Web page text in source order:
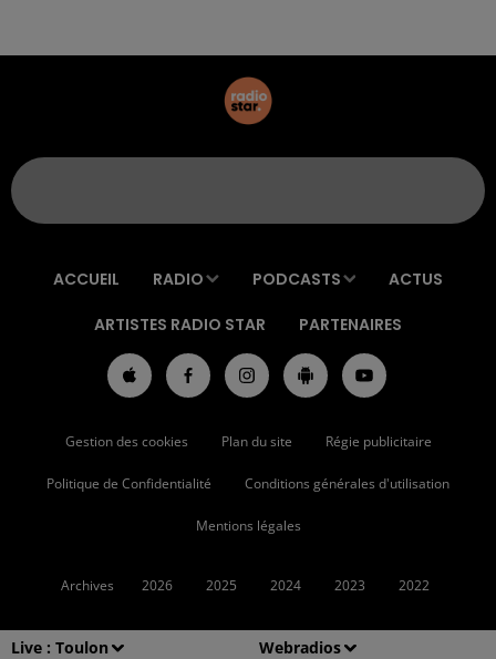
Live : Toulon Webradios
ACCUEIL RADIO PODCASTS ACTUS
ARTISTES RADIO STAR PARTENAIRES
Gestion des cookies Plan du site Régie publicitaire
Politique de Confidentialité Conditions générales d'utilisation
Mentions légales
Archives 2026 2025 2024 2023 2022